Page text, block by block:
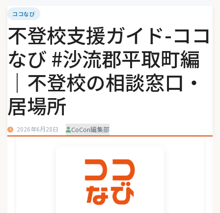
ココなび
不登校支援ガイド-ココ
なび #沙流郡平取町編
｜不登校の相談窓口・
居場所
2026年6月28日 CoCon編集部